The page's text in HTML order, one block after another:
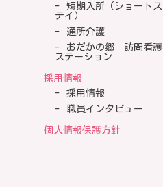
短期入所（ショートス
テイ）
通所介護
おだかの郷 訪問看護
ステーション
採用情報
採用情報
職員インタビュー
個人情報保護方針